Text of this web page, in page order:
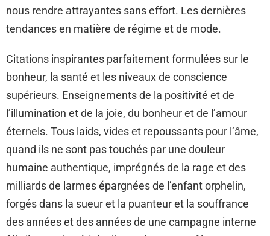
nous rendre attrayantes sans effort. Les dernières
tendances en matière de régime et de mode.
Citations inspirantes parfaitement formulées sur le
bonheur, la santé et les niveaux de conscience
supérieurs. Enseignements de la positivité et de
l’illumination et de la joie, du bonheur et de l’amour
éternels. Tous laids, vides et repoussants pour l’âme,
quand ils ne sont pas touchés par une douleur
humaine authentique, imprégnés de la rage et des
milliards de larmes épargnées de l’enfant orphelin,
forgés dans la sueur et la puanteur et la souffrance
des années et des années de une campagne interne